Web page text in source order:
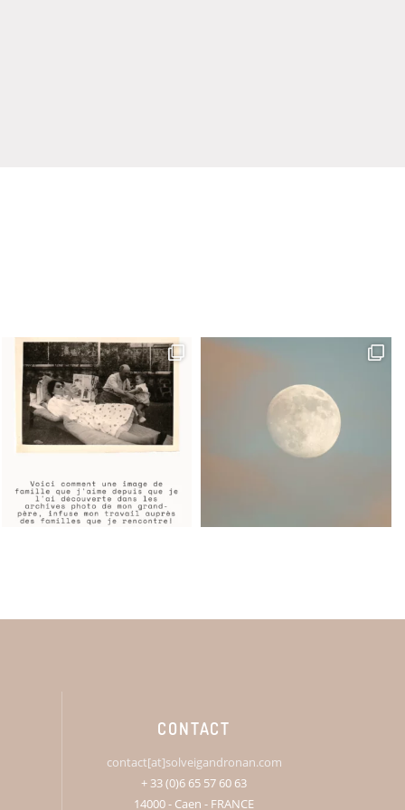
CONTACT
contact[at]solveigandronan.com
+ 33 (0)6 65 57 60 63
14000 - Caen - FRANCE